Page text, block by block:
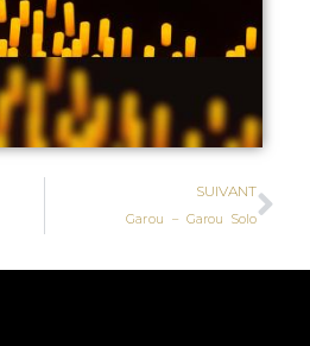
SUIVANT
Garou – Garou Solo